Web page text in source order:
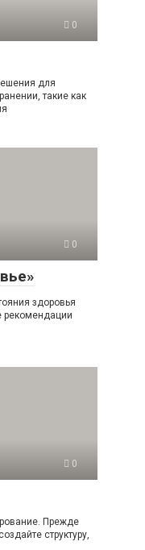
0
для
такие как
0
здоровья
рекомендации
0
Прежде
структуру,